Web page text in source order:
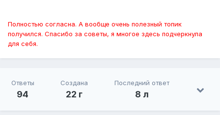
Полностью согласна. А вообще очень полезный топик
получился. Спасибо за советы, я многое здесь подчеркнула
для себя.
Ответы
94
Создана
22 г
Последний ответ
8 л